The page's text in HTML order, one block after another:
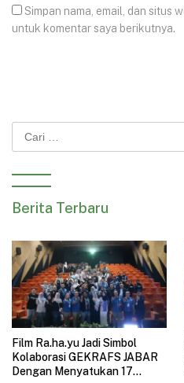
Simpan nama, email, dan situs
untuk komentar saya berikutnya.
Berita Terbaru
Film Ra.ha.yu Jadi Simbol
Kolaborasi GEKRAFS JABAR
Dengan Menyatukan 17